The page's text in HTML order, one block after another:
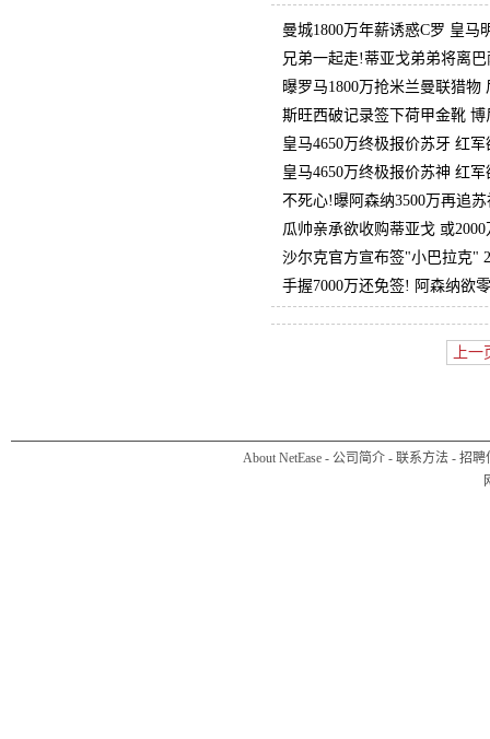
曼城1800万年薪诱惑C罗 皇马
兄弟一起走!蒂亚戈弟弟将离
曝罗马1800万抢米兰曼联猎物
斯旺西破记录签下荷甲金靴 博
皇马4650万终极报价苏牙 红
皇马4650万终极报价苏神 红
不死心!曝阿森纳3500万再追
瓜帅亲承欲收购蒂亚戈 或
沙尔克官方宣布签"小巴拉克"
手握7000万还免签! 阿森纳欲
上一
About NetEase - 公司简介 - 联系方法 - 招聘